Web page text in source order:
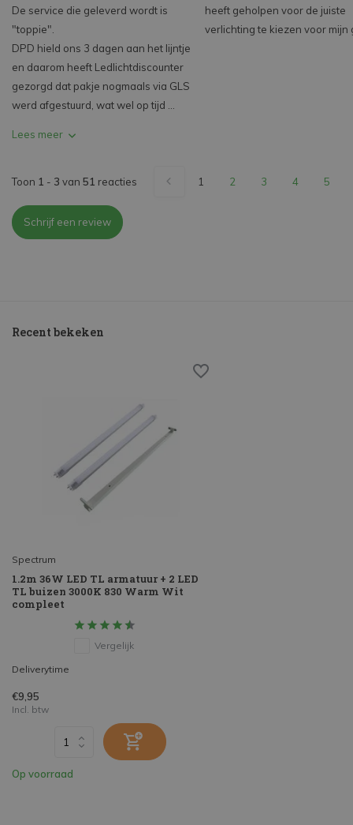
De service die geleverd wordt is
"toppie".
DPD hield ons 3 dagen aan het lijntje
en daarom heeft Ledlichtdiscounter
gezorgd dat pakje nogmaals via GLS
werd afgestuurd, wat wel op tijd ...
Lees meer
heeft geholpen voor de juiste
verlichting te kiezen voor mijn
Toon 1 - 3 van 51 reacties 1 2 3 4 5
Schrijf een review
Recent bekeken
Spectrum
1.2m 36W LED TL armatuur + 2 LED
TL buizen 3000K 830 Warm Wit
compleet
Vergelijk
Deliverytime
€9,95
Incl. btw
Op voorraad